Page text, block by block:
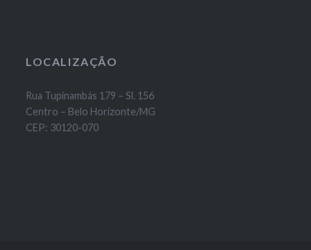
LOCALIZAÇÃO
Rua Tupinambás 179 – Sl. 156
Centro – Belo Horizonte/MG
CEP: 30120-070